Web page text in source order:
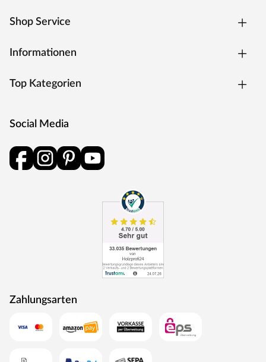
Shop Service
Informationen
Top Kategorien
Social Media
Zahlungsarten